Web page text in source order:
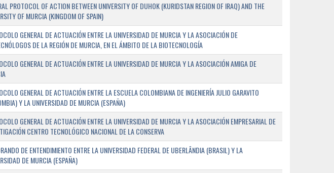
PROTOCOL OF ACTION BETWEEN UNIVERSITY OF DUHOK (KURIDSTAN REGION OF IRAQ) AND THE
OF MURCIA (KINGDOM OF SPAIN)
GENERAL DE ACTUACIÓN ENTRE LA UNIVERSIDAD DE MURCIA Y LA ASOCIACIÓN DE
DE LA REGIÓN DE MURCIA, EN EL ÁMBITO DE LA BIOTECNOLOGÍA
GENERAL DE ACTUACIÓN ENTRE LA UNIVERSIDAD DE MURCIA Y LA ASOCIACIÓN AMIGA DE
GENERAL DE ACTUACIÓN ENTRE LA ESCUELA COLOMBIANA DE INGENIERÍA JULIO GARAVITO
Y LA UNIVERSIDAD DE MURCIA (ESPAÑA)
GENERAL DE ACTUACIÓN ENTRE LA UNIVERSIDAD DE MURCIA Y LA ASOCIACIÓN EMPRESARIAL DE
CENTRO TECNOLÓGICO NACIONAL DE LA CONSERVA
DE ENTENDIMIENTO ENTRE LA UNIVERSIDAD FEDERAL DE UBERLÂNDIA (BRASIL) Y LA
DE MURCIA (ESPAÑA)